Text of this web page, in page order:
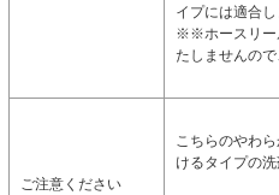
イプには適合し
※※ホースリー
たしませんので
ご注意ください
こちらのやわ
けるタイプの洗